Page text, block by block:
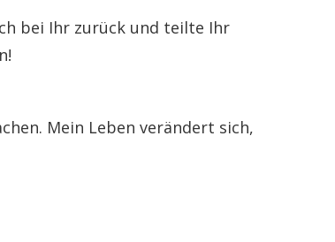
bei Ihr zurück und teilte Ihr
Mein Leben verändert sich,